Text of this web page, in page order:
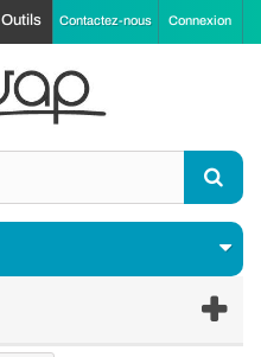
Connexion
Contactez-nous
Outils